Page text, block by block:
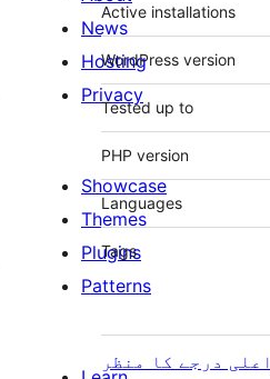
Active installations
WordPress version
Tested up to
PHP version
Languages
Tags
اعلی درجے کا منظر
News
Hosting
Privacy
Showcase
Themes
Plugins
Patterns